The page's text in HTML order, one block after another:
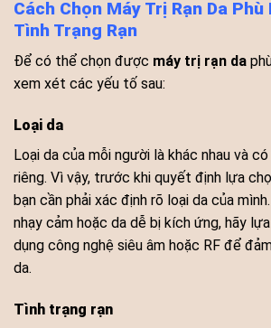
Cách Chọn Máy Trị Rạn Da Phù
Tình Trạng Rạn
Để có thể chọn được máy trị rạn da
xem xét các yếu tố sau:
Loại da
Loại da của mỗi người là khác nhau và
riêng. Vì vậy, trước khi quyết định lựa
bạn cần phải xác định rõ loại da của
nhạy cảm hoặc da dễ bị kích ứng, hãy
dụng công nghệ siêu âm hoặc RF để
da.
Tình trạng rạn